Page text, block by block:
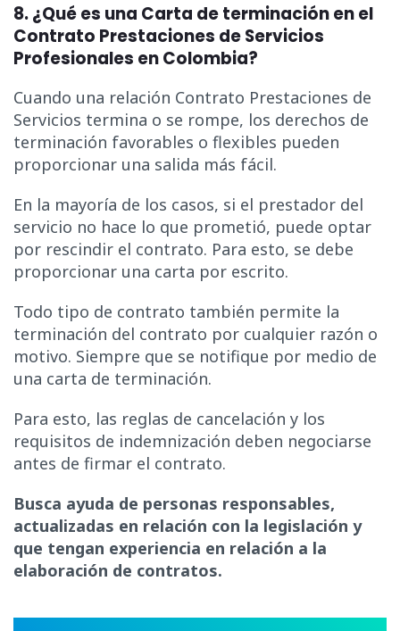
8. ¿Qué es una Carta de terminación en el
Contrato Prestaciones de Servicios
Profesionales en Colombia?
Cuando una relación Contrato Prestaciones de
Servicios termina o se rompe, los derechos de
terminación favorables o flexibles pueden
proporcionar una salida más fácil.
En la mayoría de los casos, si el prestador del
servicio no hace lo que prometió, puede optar
por rescindir el contrato. Para esto, se debe
proporcionar una carta por escrito.
Todo tipo de contrato también permite la
terminación del contrato por cualquier razón o
motivo. Siempre que se notifique por medio de
una carta de terminación.
Para esto, las reglas de cancelación y los
requisitos de indemnización deben negociarse
antes de firmar el contrato.
Busca ayuda de personas responsables,
actualizadas en relación con la legislación y
que tengan experiencia en relación a la
elaboración de contratos.